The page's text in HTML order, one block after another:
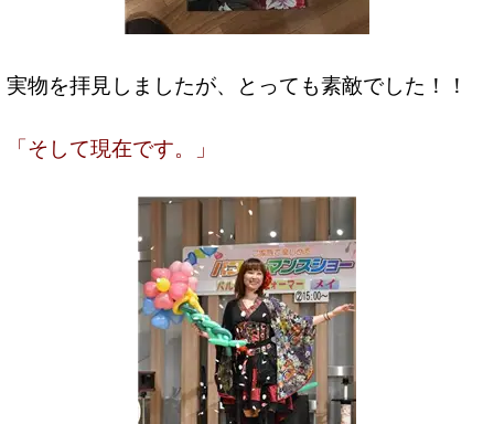
実物を拝見しましたが、とっても素敵でした！！
「そして現在です。」